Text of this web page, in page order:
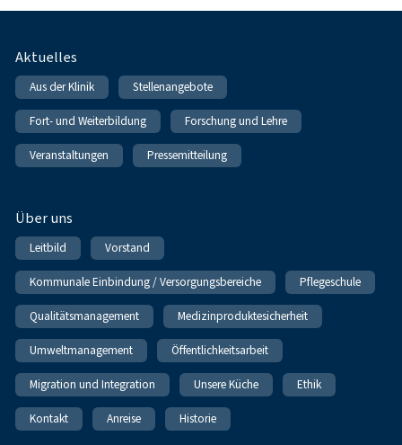
Fußnavigation
Aktuelles
Aus der Klinik Stellenangebote
Fort- und Weiterbildung Forschung und Lehre
Veranstaltungen Pressemitteilung
Über uns
Leitbild Vorstand
Kommunale Einbindung / Versorgungsbereiche Pflegeschule
Qualitätsmanagement Medizinproduktesicherheit
Umweltmanagement Öffentlichkeitsarbeit
Migration und Integration Unsere Küche Ethik
Kontakt Anreise Historie